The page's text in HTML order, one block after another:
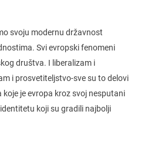
svoju modernu državnost
Svi evropski fenomeni
društva. I liberalizam i
i prosvetiteljstvo-sve su to delovi
je evropa kroz svoj nesputani
koji su gradili najbolji